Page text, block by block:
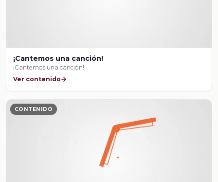
¡Cantemos una canción!
¡Cantemos una canción!
Ver contenido
CONTENIDO